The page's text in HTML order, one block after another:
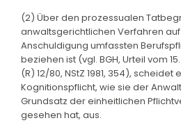
(2) Über den prozessualen
anwaltsgerichtlichen Verfahren
Anschuldigung umfassten
beziehen ist (vgl. BGH, Urteil vom
(R) 12/80, NStZ 1981, 354),
Kognitionspflicht, wie sie der
Grundsatz der einheitlichen
gesehen hat, aus.